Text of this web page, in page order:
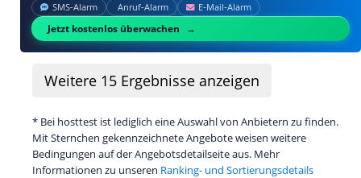
SMS‑Alarm Anruf‑Alarm E‑Mail‑Alarm
Jetzt kostenlos überwachen
Weitere 15 Ergebnisse anzeigen
* Bei hosttest ist lediglich eine Auswahl von Anbietern zu finden.
Mit Sternchen gekennzeichnete Angebote weisen weitere
Bedingungen auf der Angebotsdetailseite aus. Mehr
Informationen zu unseren Ranking- und Sortierungsdetails